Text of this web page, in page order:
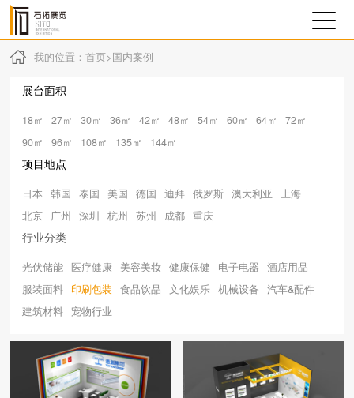
我的位置： 首页>国内案例
展台面积
18㎡ 27㎡ 30㎡ 36㎡ 42㎡ 48㎡ 54㎡ 60㎡ 64㎡
72㎡
90㎡
96㎡ 108㎡ 135㎡ 144㎡
项目地点
日本 韩国 泰国 美国 德国 迪拜 俄罗斯 澳大利亚
上海
北京
广州 深圳 杭州 苏州 成都 重庆
行业分类
光伏储能 医疗健康 美容美妆 健康保健 电子电器
酒店用品
服装面料 印刷包装 食品饮品 文化娱乐 机械设备
汽车&配件
建筑材料
宠物行业